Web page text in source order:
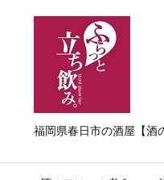
福岡県春日市の酒屋【酒